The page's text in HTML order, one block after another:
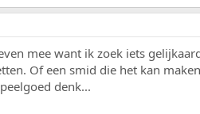
mee want ik zoek iets
Of een smid die het kan
denk...